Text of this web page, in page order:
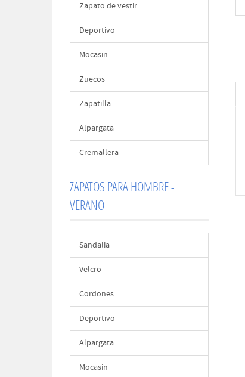
Zapato de vestir
Deportivo
Mocasin
Zuecos
Zapatilla
Alpargata
Cremallera
ZAPATOS PARA HOMBRE -
VERANO
Sandalia
Velcro
Cordones
Deportivo
Alpargata
Mocasin